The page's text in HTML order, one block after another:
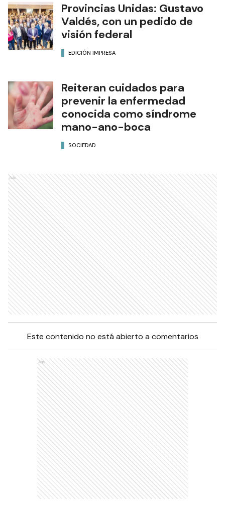
Provincias Unidas: Gustavo
Valdés, con un pedido de
visión federal
EDICIÓN IMPRESA
Reiteran cuidados para
prevenir la enfermedad
conocida como síndrome
mano-ano-boca
SOCIEDAD
Ads
Este contenido no está abierto a comentarios
Ads